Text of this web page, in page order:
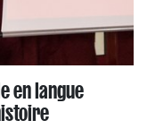
en langue